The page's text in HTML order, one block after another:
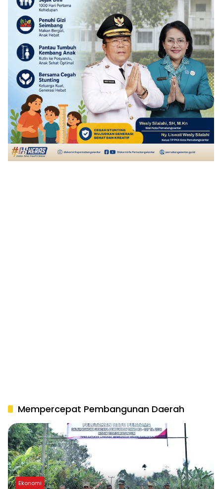
Mempercepat Pembangunan Daerah
Ekonomi